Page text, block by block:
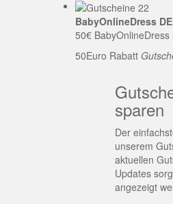
BabyOnlineDress
50€ BabyOnlineDress
50Euro Rabatt
sparen
Der
unserem
aktuellen
Updates
angezeigt